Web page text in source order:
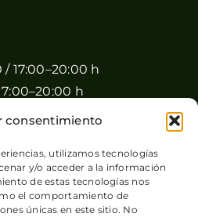
consentimiento
utilizamos tecnologías
y/o acceder a la información
de estas tecnologías nos
el comportamiento de
únicas en este sitio. No
/ 17:00–20:00 h
h
h